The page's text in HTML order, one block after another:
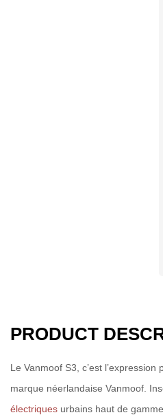
PRODUCT
Le Vanmoof S3, c’est
marque néerlandaise Vanmoof.
électriques urbains haut de